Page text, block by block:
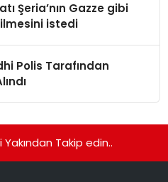
Şeria’nın Gazze gibi
istedi
Polis Tarafından
Takip edin..